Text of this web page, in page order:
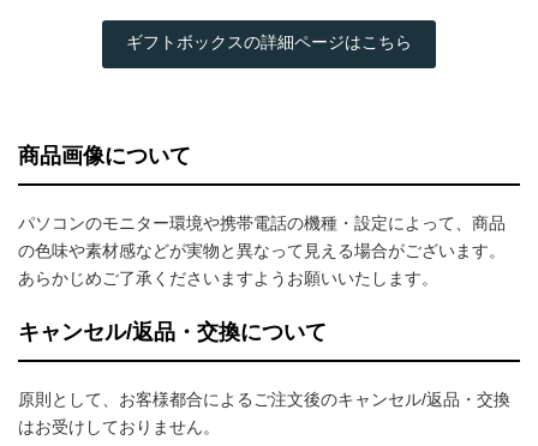
ギフトボックスの詳細ページはこちら
商品画像について
パソコンのモニター環境や携帯電話の機種・設定によって、商品
の色味や素材感などが実物と異なって見える場合がございます。
あらかじめご了承くださいますようお願いいたします。
キャンセル/返品・交換について
原則として、お客様都合によるご注文後のキャンセル/返品・交換
はお受けしておりません。